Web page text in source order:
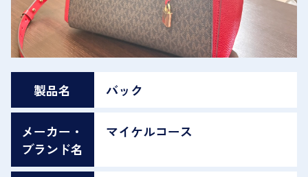
製品名 バック
メーカー・
ブランド名
マイケルコース